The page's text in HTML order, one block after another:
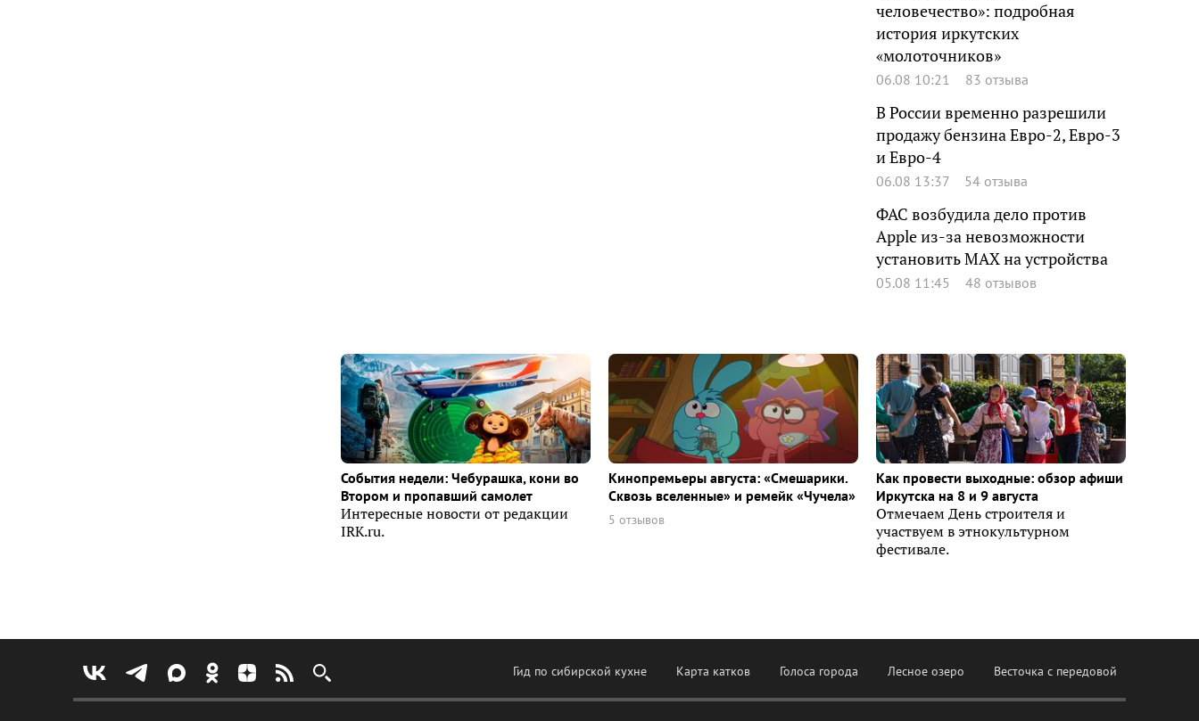
человечество»: подробная
история иркутских
«молоточников»
06.08 10:21 83 отзыва
В России временно разрешили
продажу бензина Евро-2, Евро-3
и Евро-4
06.08 13:37 54 отзыва
ФАС возбудила дело против
Apple из-за невозможности
установить MAX на устройства
05.08 11:45 48 отзывов
События недели: Чебурашка, кони во
Втором и пропавший самолет
Интересные новости от редакции
IRK.ru.
Кинопремьеры августа: «Смешарики.
Сквозь вселенные» и ремейк «Чучела»
5 отзывов
Как провести выходные: обзор афиши
Иркутска на 8 и 9 августа
Отмечаем День строителя и
участвуем в этнокультурном
фестивале.
Гид по сибирской кухне Карта катков Голоса города Лесное озеро Весточка с передовой